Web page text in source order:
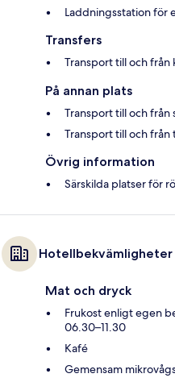
Laddningsstation för
Transfers
Transport till och från
På annan plats
Transport till och från
Transport till och från
Övrig information
Särskilda platser för
Hotellbekvämligheter
Mat och dryck
Frukost enligt egen
06.30–11.30
Kafé
Gemensam